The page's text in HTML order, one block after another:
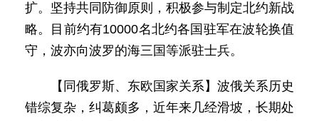
扩。坚持共同防御原则，积极参与制定北约新战
略。目前约有10000名北约各国驻军在波轮换值
守，波亦向波罗的海三国等派驻士兵。
【同俄罗斯、东欧国家关系】波俄关系历史
错综复杂，纠葛颇多，近年来几经滑坡，长期处